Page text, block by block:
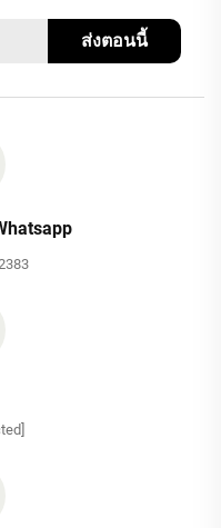
ส่งตอนนี้